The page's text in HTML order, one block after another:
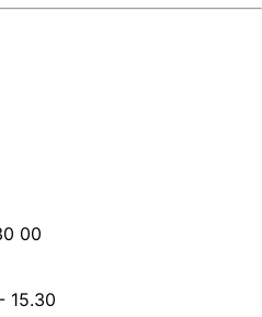
00
15.30